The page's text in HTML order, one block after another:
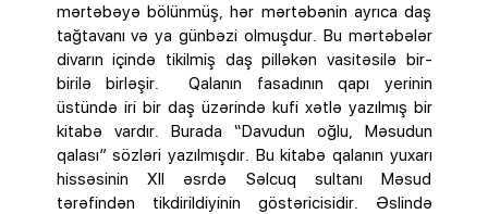
mərtəbəyə bölünmüş, hər mərtəbənin ayrıca daş
tağtavanı və ya günbəzi olmuşdur. Bu mərtəbələr
divarın içində tikilmiş daş pilləkən vasitəsilə bir-
birilə birləşir. Qalanın fasadının qapı yerinin
üstündə iri bir daş üzərində kufi xətlə yazılmış bir
kitabə vardır. Burada “Davudun oğlu, Məsudun
qalası” sözləri yazılmışdır. Bu kitabə qalanın yuxarı
hissəsinin XII əsrdə Səlcuq sultanı Məsud
tərəfindən tikdirildiyinin göstəricisidir. Əslində